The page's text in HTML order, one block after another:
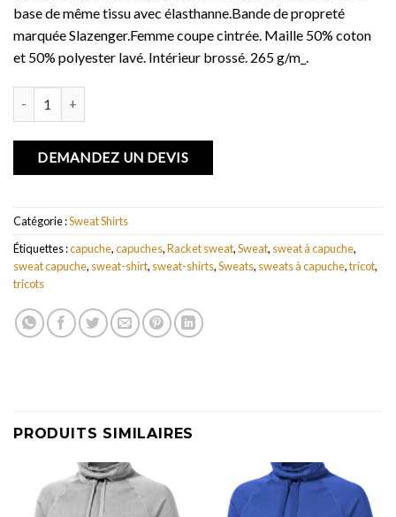
base de même tissu avec élasthanne.Bande de propreté
marquée Slazenger.Femme coupe cintrée. Maille 50% coton
et 50% polyester lavé. Intérieur brossé. 265 g/m_.
DEMANDEZ UN DEVIS
Catégorie :Sweat Shirts
Étiquettes :capuche,capuches,Racket sweat,Sweat, sweat à capuche,
sweat capuche, sweat-shirt, sweat-shirts,Sweats, sweats à capuche,tricot,
tricots
PRODUITS SIMILAIRES